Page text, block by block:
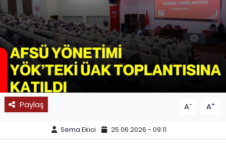
Paylaş A- A+
Sema Ekici 25.06.2026 - 09:11
11:11 MANŞET